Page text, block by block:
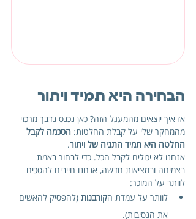
הבחירה היא תמיד ויתור
אז איך יוצאים מהמעגל הזה? כאן נכנס נדבך מרכזי
מהמחקר שלי על קבלת החלטות: הסכמה לקבל
החלטה היא תמיד התניה של ויתור.
אנחנו לא יכולים לקבל הכל. כדי לבחור באמת
בצמיחה ובמציאות חדשה, אנחנו חייבים להסכים
לוותר על המוכר:
לוותר על עמדת הקורבנות (להפסיק להאשים
את הנסיבות).